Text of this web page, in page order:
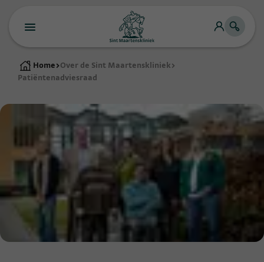
Home >Over de Sint Maartenskliniek >
Patiëntenadviesraad